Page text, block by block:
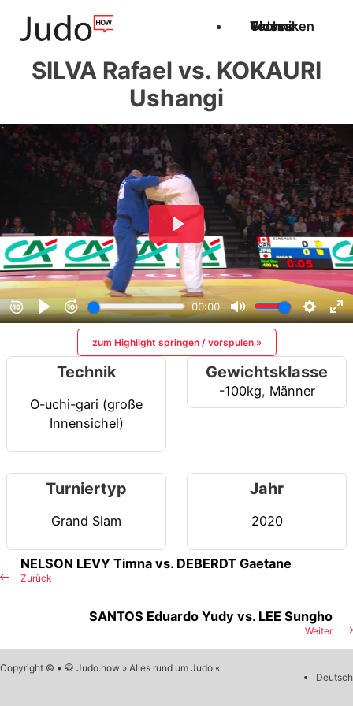
Techniken
Videos
Glossar
SILVA Rafael vs. KOKAURI
Ushangi
zum Highlight springen / vorspulen »
Technik
O-uchi-gari (große
Innensichel)
Gewichtsklasse
-100kg, Männer
Turniertyp
Grand Slam
Jahr
2020
Zurück
NELSON LEVY Timna vs. DEBERDT Gaetane
Weiter
SANTOS Eduardo Yudy vs. LEE Sungho
Copyright © • 🥋 Judo.how » Alles rund um Judo «
Deutsch